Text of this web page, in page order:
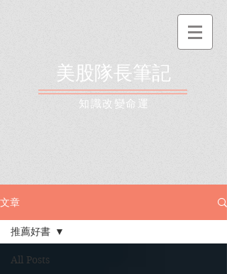
美股隊長筆記
​知識改變命運
文章
All Posts
推薦好書